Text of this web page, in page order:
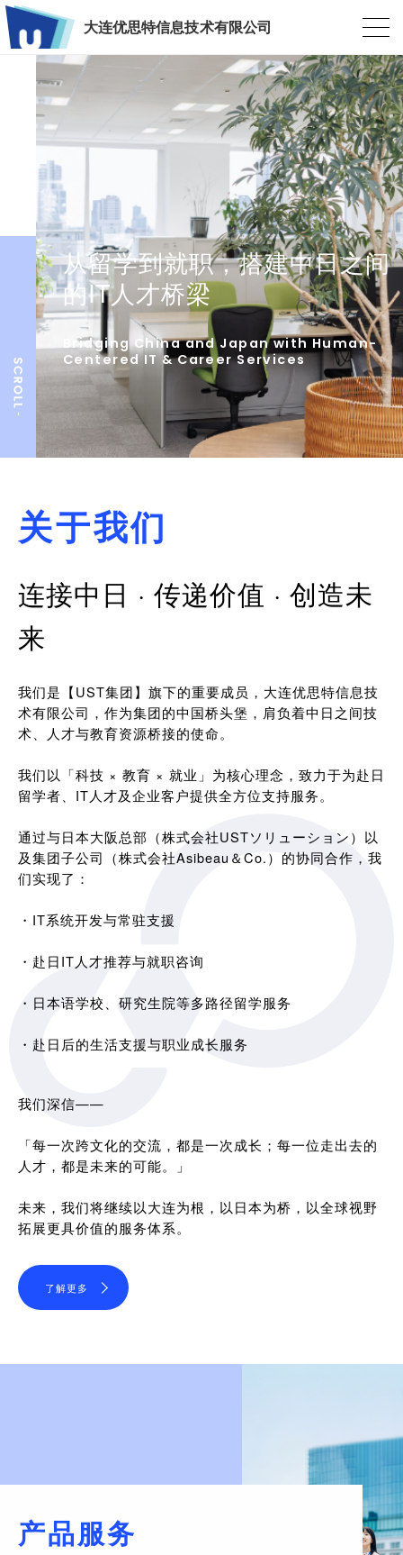
大连优思特信息技术有限公司
从留学到就职，搭建中日之间
的IT人才桥梁
Bridging China and Japan with Human-
Centered IT & Career Services
关于我们
连接中日 · 传递价值 · 创造未
来
我们是【UST集团】旗下的重要成员，大连优思特信息技
术有限公司，作为集团的中国桥头堡，肩负着中日之间技
术、人才与教育资源桥接的使命。
我们以「科技 × 教育 × 就业」为核心理念，致力于为赴日
留学者、IT人才及企业客户提供全方位支持服务。
通过与日本大阪总部（株式会社USTソリューション）以
及集团子公司（株式会社Asibeau＆Co.）的协同合作，我
们实现了：
・IT系统开发与常驻支援
・赴日IT人才推荐与就职咨询
・日本语学校、研究生院等多路径留学服务
・赴日后的生活支援与职业成长服务
我们深信——
「每一次跨文化的交流，都是一次成长；每一位走出去的
人才，都是未来的可能。」
未来，我们将继续以大连为根，以日本为桥，以全球视野
拓展更具价值的服务体系。
了解更多
产品服务